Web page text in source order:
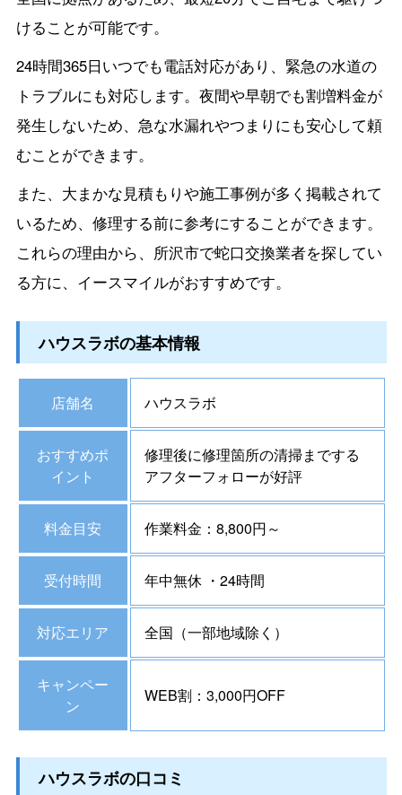
けることが可能です。
24時間365日いつでも電話対応があり、緊急の水道の
トラブルにも対応します。夜間や早朝でも割増料金が
発生しないため、急な水漏れやつまりにも安心して頼
むことができます。
また、大まかな見積もりや施工事例が多く掲載されて
いるため、修理する前に参考にすることができます。
これらの理由から、所沢市で蛇口交換業者を探してい
る方に、イースマイルがおすすめです。
ハウスラボの基本情報
店舗名 ハウスラボ
おすすめポ
イント
修理後に修理箇所の清掃までする
アフターフォローが好評
料金目安 作業料金：8,800円～
受付時間 年中無休 ・24時間
対応エリア 全国（一部地域除く）
キャンペー
ン
WEB割：3,000円OFF
ハウスラボの口コミ